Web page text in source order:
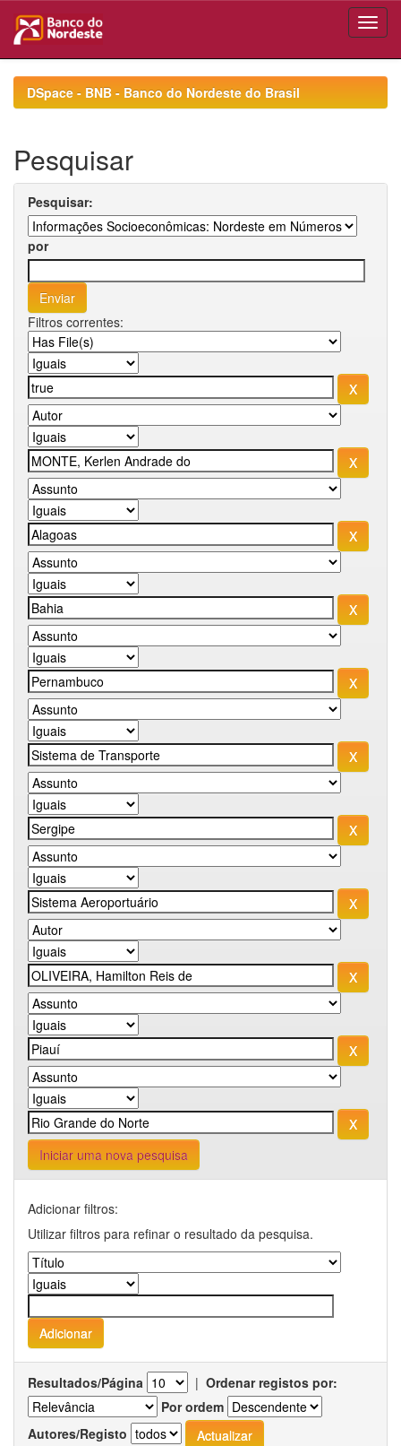
navigationDSpace - BNB - Banco do Nordeste do Brasil
Pesquisar
Pesquisar:
por
Filtros correntes:
Iniciar uma nova pesquisa
Adicionar filtros:
Utilizar filtros para refinar o resultado da pesquisa.
Resultados/Página | Ordenar registos por:
Por ordem
Autores/Registo